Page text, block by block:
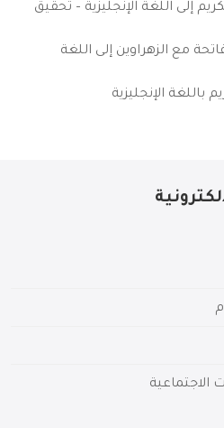
إلى اللغة الإنجليزية – تحقيق
مع الزهراوين إلى اللغة
باللغة الإنجليزية